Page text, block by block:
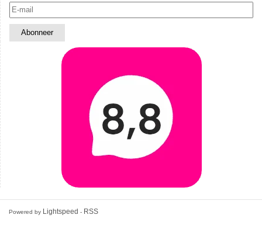
Powered by Lightspeed - RSS